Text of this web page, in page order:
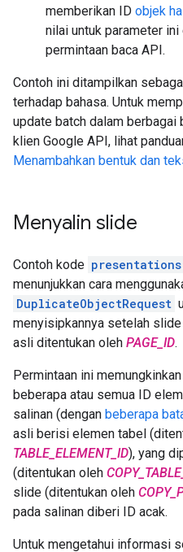
memberikan ID objek
nilai untuk parameter ini
permintaan baca API.
Contoh ini ditampilkan
terhadap bahasa. Untuk
update batch dalam berbagai
klien Google API, lihat
Menambahkan bentuk dan
Menyalin slide
Contoh kode
menunjukkan cara
DuplicateObjectRequest
menyisipkannya setelah
asli ditentukan oleh PAGE_ID.
Permintaan ini
beberapa atau semua ID
salinan (dengan beberapa
asli berisi elemen tabel
TABLE_ELEMENT_ID), yang
(ditentukan oleh
slide (ditentukan oleh
pada salinan diberi ID acak.
Untuk mengetahui informasi